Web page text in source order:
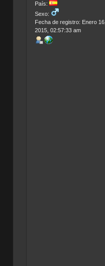
País:
Sexo:
Fecha de registro: Enero 16,
2015, 02:57:33 am